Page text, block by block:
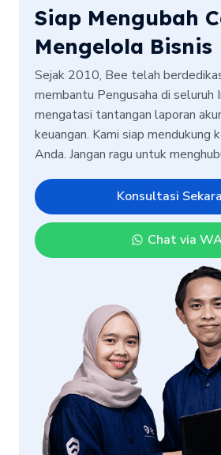
Siap Mengubah
Mengelola Bisnis
Sejak 2010, Bee telah
membantu Pengusaha di seluruh
mengatasi tantangan laporan
keuangan. Kami siap mendukung
Anda. Jangan ragu untuk
Konsultasi
Chat via